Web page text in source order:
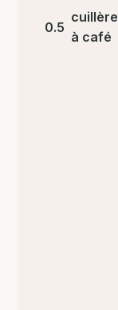
0.5
cuillère
à café